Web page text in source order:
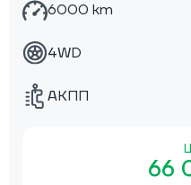
6000 km
4WD
АКПП
66